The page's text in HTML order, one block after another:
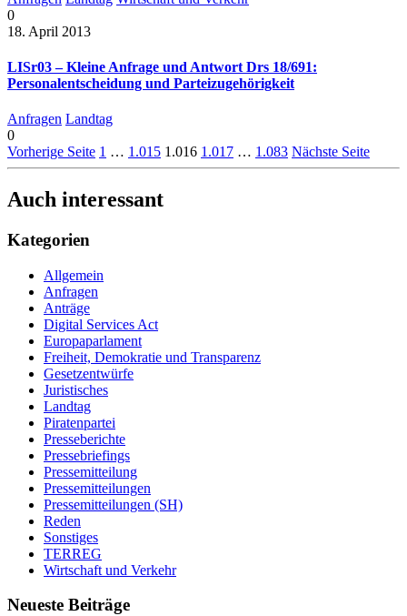
0
18. April 2013
LISr03 – Kleine Anfrage und Antwort Drs 18/691:
Personalentscheidung und Parteizugehörigkeit
Anfragen Landtag
0
Vorherige Seite 1 … 1.015 1.016 1.017 … 1.083 Nächste Seite
Auch interessant
Kategorien
Allgemein
Anfragen
Anträge
Digital Services Act
Europaparlament
Freiheit, Demokratie und Transparenz
Gesetzentwürfe
Juristisches
Landtag
Piratenpartei
Presseberichte
Pressebriefings
Pressemitteilung
Pressemitteilungen
Pressemitteilungen (SH)
Reden
Sonstiges
TERREG
Wirtschaft und Verkehr
Neueste Beiträge